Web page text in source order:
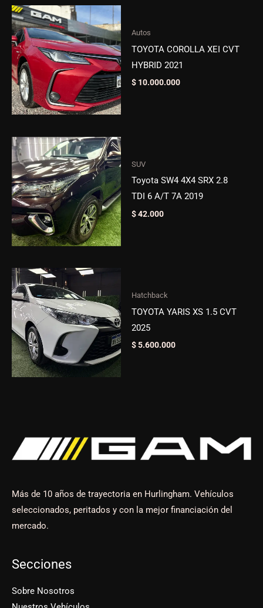
Autos
TOYOTA COROLLA XEI CVT
HYBRID 2021
$ 10.000.000
SUV
Toyota SW4 4X4 SRX 2.8
TDI 6 A/T 7A 2019
$42.000
Hatchback
TOYOTA YARIS XS 1.5 CVT
2025
$5.600.000
Más de 10 años de trayectoria en Hurlingham. Vehículos
seleccionados, peritados y con la mejor financiación del
mercado.
Secciones
Sobre Nosotros